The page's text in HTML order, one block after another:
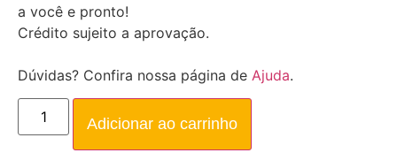
a você e pronto!
Crédito sujeito a aprovação.
Dúvidas? Confira nossa página de Ajuda.
Adicionar ao carrinho